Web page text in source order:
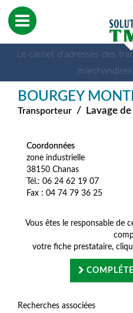
Le carnet d'adresses des
BOURGEY
Transporteur / Lavage
Coordonnées
zone industrielle
38150 Chanas
Tél.: 06 24 62 19 07
Fax : 04 74 79 36 25
Vous êtes le responsable de
votre fiche prestataire,
Recherches associées